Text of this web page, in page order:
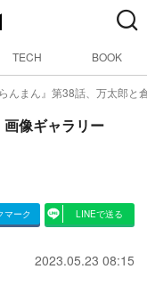
TECH BOOK
らんまん』第38話、万太郎と
像ギャラリー
マーク LINEで送る
2023.05.23 08:15